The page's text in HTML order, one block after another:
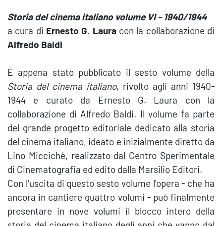
Storia del cinema italiano volume VI - 1940/1944
a cura di Ernesto G. Lauracon la collaborazione di
Alfredo Baldi
È appena stato pubblicato il sesto volume della
Storia del cinema italiano, rivolto agli anni 1940-
1944 e curato da Ernesto G. Laura con la
collaborazione di Alfredo Baldi. Il volume fa parte
del grande progetto editoriale dedicato alla storia
del cinema italiano, ideato e inizialmente diretto da
Lino Miccichè, realizzato dal Centro Sperimentale
di Cinematografia ed edito dalla Marsilio Editori.
Con l'uscita di questo sesto volume l'opera - che ha
ancora in cantiere quattro volumi - può finalmente
presentare in nove volumi il blocco intero della